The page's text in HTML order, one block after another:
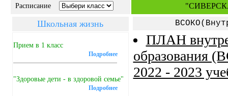
Расписание
Школьная жизнь
Прием в 1 класс
Подробнее
"Здоровые дети - в здоровой семье"
Подробнее
ПЛАН
образования
2022 - 2023